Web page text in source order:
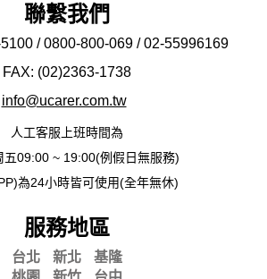
聯繫我們
/ 0800-800-069 / 02-55996169
FAX: (02)2363-1738
info@ucarer.com.tw
人工客服上班時間為
五09:00 ~ 19:00(例假日無服務)
為24小時皆可使用(全年無休)
服務地區
台北 新北
基隆